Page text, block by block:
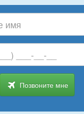
номер
телефона
Позвоните мне